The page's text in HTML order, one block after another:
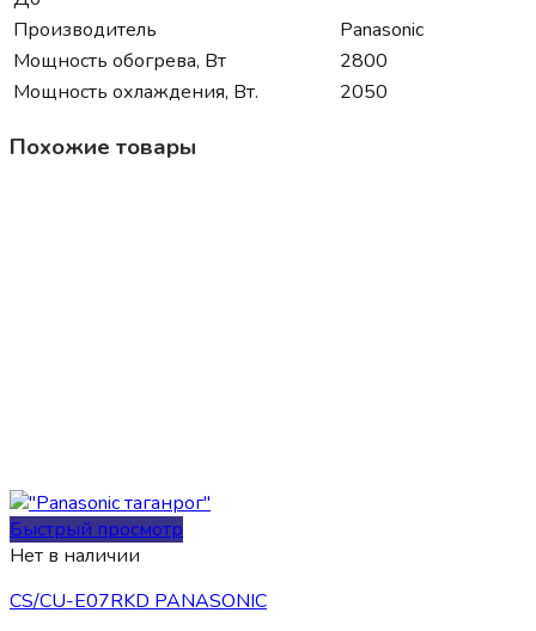
Производитель
Panasonic
Мощность обогрева, Вт
2800
Мощность охлаждения, Вт.
2050
Похожие товары
Быстрый просмотр
Нет в наличии
CS/CU-E07RKD PANASONIC